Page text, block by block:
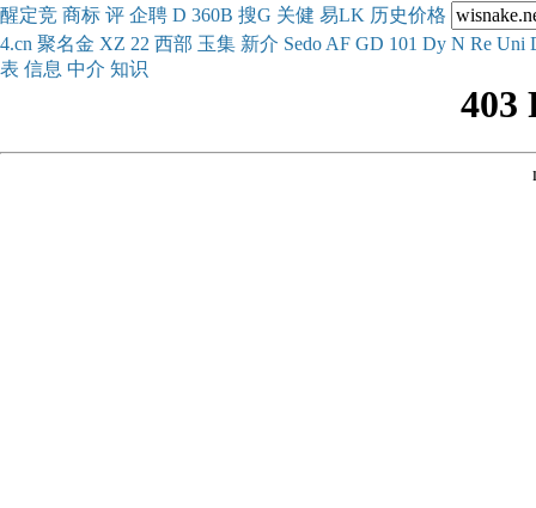
醒定竞 商标 评 企聘 D 360B 搜G 关健 易LK 历史价格
4.cn 聚名金 XZ 22 西部 玉集 新介 Sedo AF GD 101 Dy N Re Uni
表 信息 中介 知识